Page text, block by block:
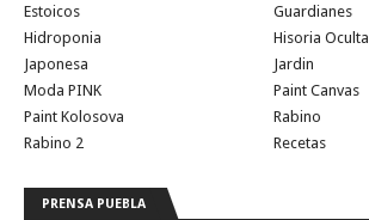
Estoicos
Guardianes
Hidroponia
Hisoria Oculta
Japonesa
Jardin
Moda PINK
Paint Canvas
Paint Kolosova
Rabino
Rabino 2
Recetas
PRENSA PUEBLA